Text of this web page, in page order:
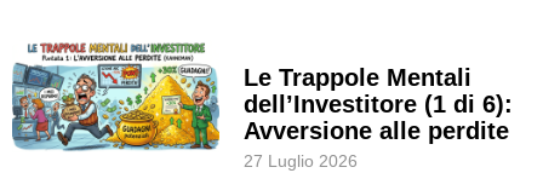
Le Trappole Mentali
dell’Investitore (1 di 6):
Avversione alle perdite
27 Luglio 2026